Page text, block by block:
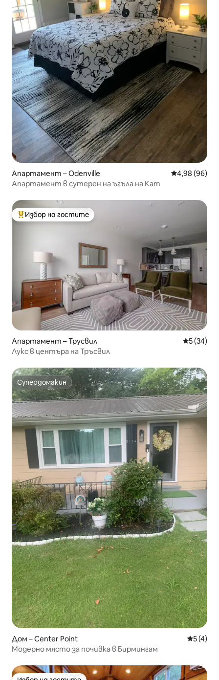
Апартамент – Odenville Средна
4,98 (96)
Апартамент в сутерен на ъгъла на Кат
Най-популярен избор на гостите
Избор на гостите
Апартамент – Трусвил Средна
5 (34)
Лукс в центъра на Тръсвил
Супердомакин
Супердомакин
Дом – Center Point Средна
5 (4)
Модерно място за почивка в Бирмингам